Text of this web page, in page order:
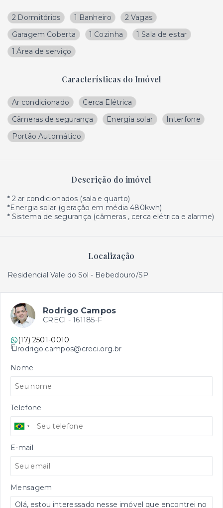
2 Dormitórios 1 Banheiro
2 Vagas
Garagem Coberta
1 Cozinha
1 Sala de estar
1 Área de serviço
Características do Imóvel
Ar condicionado
Cerca Elétrica
Câmeras de segurança
Energia solar
Interfone
Portão Automático
Descrição do imóvel
* 2 ar condicionados (sala e quarto)
*Energia solar (geração em média 480kwh)
* Sistema de segurança (câmeras , cerca elétrica e alarme)
Localização
Residencial Vale do Sol - Bebedouro/SP
Rodrigo Campos
CRECI - 161185-F
(17) 2501-0010
rodrigo.campos@creci.org.br
Nome
Telefone
E-mail
Mensagem